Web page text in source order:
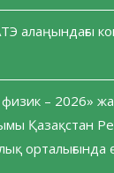
алаңындағы
– 2026»
Қазақстан
орталығында